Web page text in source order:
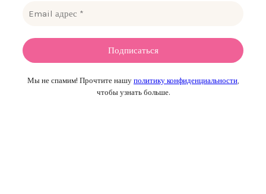
Мы не спамим! Прочтите нашу политику конфиденциальности
чтобы узнать больше.